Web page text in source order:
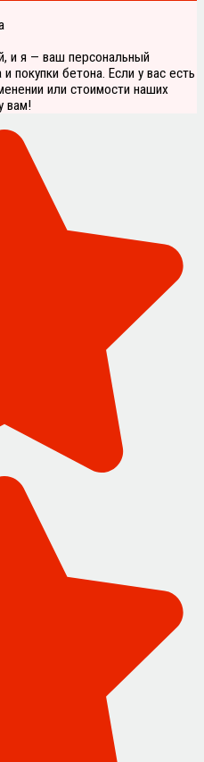
и я — ваш персональный
покупки бетона. Если у вас есть
или стоимости наших
вам!